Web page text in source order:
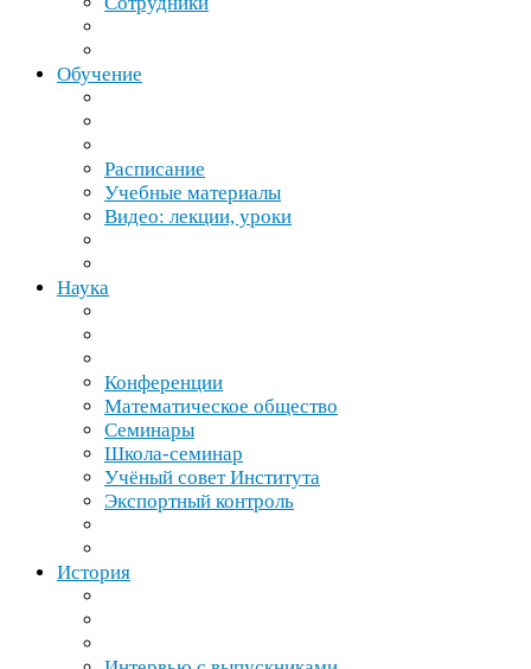
Обучение
Расписание
Учебные материалы
Видео: лекции, уроки
Наука
Конференции
Математическое общество
Семинары
Школа-​семинар
Учёный совет Института
Экспортный контроль
История